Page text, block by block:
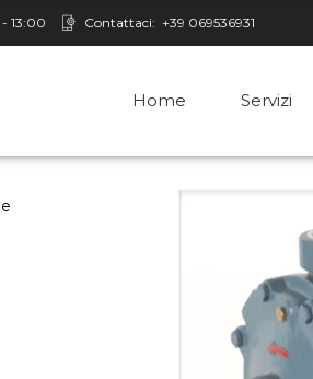
13:00 Contattaci: +39 069536931
Home Servizi